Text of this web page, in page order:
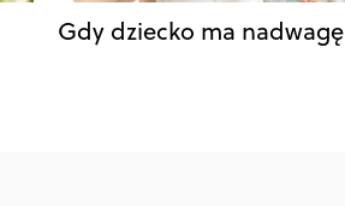
Gdy dziecko ma nadwagę